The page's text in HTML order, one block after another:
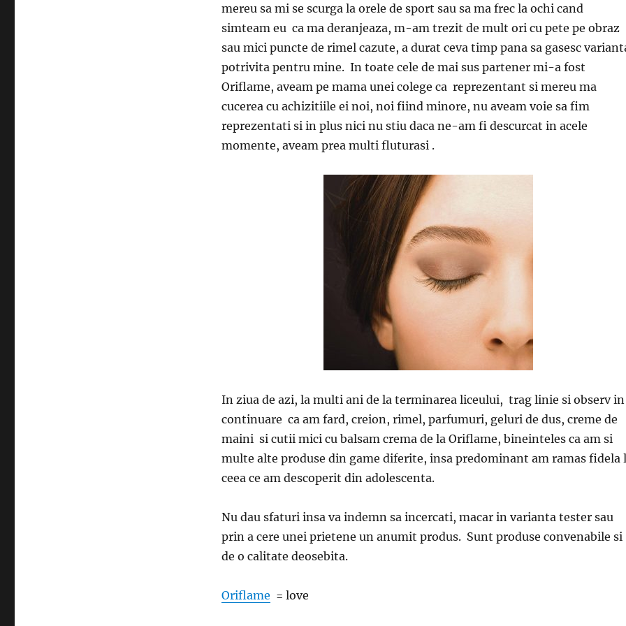
mereu sa mi se scurga la orele de sport sau sa ma frec la ochi cand
simteam eu ca ma deranjeaza, m-am trezit de mult ori cu pete pe obraz
sau mici puncte de rimel cazute, a durat ceva timp pana sa gasesc
potrivita pentru mine. In toate cele de mai sus partener mi-a fost
Oriflame, aveam pe mama unei colege ca reprezentant si mereu ma
cucerea cu achizitiile ei noi, noi fiind minore, nu aveam voie sa fim
reprezentati si in plus nici nu stiu daca ne-am fi descurcat in acele
momente, aveam prea multi fluturasi .
In ziua de azi, la multi ani de la terminarea liceului, trag linie si observ in
continuare ca am fard, creion, rimel, parfumuri, geluri de dus, creme de
maini si cutii mici cu balsam crema de la Oriflame, bineinteles ca am si
multe alte produse din game diferite, insa predominant am ramas fidela
ceea ce am descoperit din adolescenta.
Nu dau sfaturi insa va indemn sa incercati, macar in varianta tester sau
prin a cere unei prietene un anumit produs. Sunt produse convenabile si
de o calitate deosebita.
Oriflame = love